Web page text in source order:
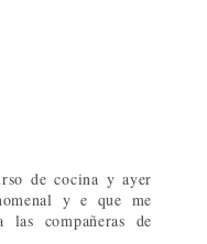
de cocina y ayer
y e que me
las compañeras de